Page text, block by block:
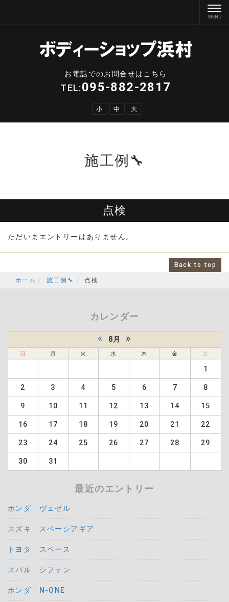
お電話でのお問合せはこちら
TEL:095-882-2817
小 中 大
施工例🔧
点検
ただいまエントリーはありません。
Back to top
ホーム 施工例🔧 点検
カレンダー
« 8月 »
日 月 火 水 木 金 土
1
2 3 4 5 6 7 8
9 10 11 12 13 14 15
16 17 18 19 20 21 22
23 24 25 26 27 28 29
30 31
最近のエントリー
ホンダ ヴェゼル
スズキ スペーシアギア
トヨタ スペース
スバル シフォン
ホンダ N-ONE